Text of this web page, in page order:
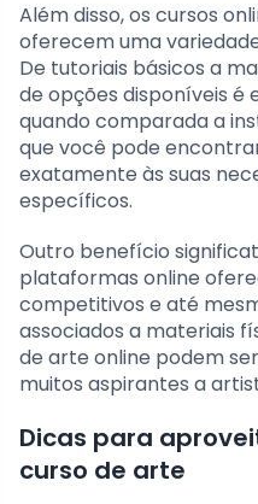
Além disso, os cursos
oferecem uma
De tutoriais básicos a
de opções disponíveis
quando comparada a
que você pode
exatamente às suas
específicos.
Outro benefício
plataformas online
competitivos e até
associados a materiais
de arte online podem
muitos aspirantes a
Dicas para
curso de arte